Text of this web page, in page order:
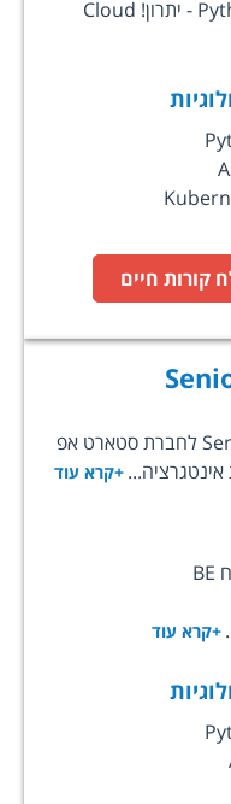
4+ ניסיון בפיתוח עם Python Django - יתרון! Cloud
קורות חיים
דרוש/ה Senior Backend Engineer לחברת סטארט אפ
+קרא עוד
+קרא עוד